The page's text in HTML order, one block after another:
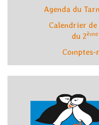
Agenda du
Calendrier
du 2ème
Comptes-